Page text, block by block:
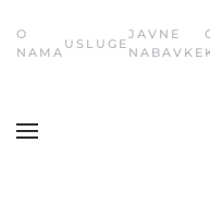
Skip
О
NAMA
USLUGE
JAVNE
NABAVKE